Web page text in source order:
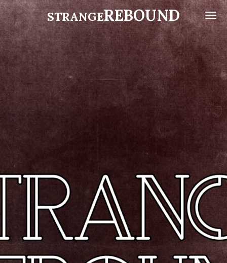
Zum
Hauptinhalt
springen
STRANGEREBOUND